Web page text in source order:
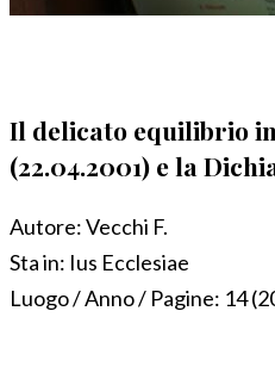
Il delicato equilibrio
(22.04.2001) e la
Autore:Vecchi F.
Sta in: Ius Ecclesiae
Luogo / Anno / Pagine: 14